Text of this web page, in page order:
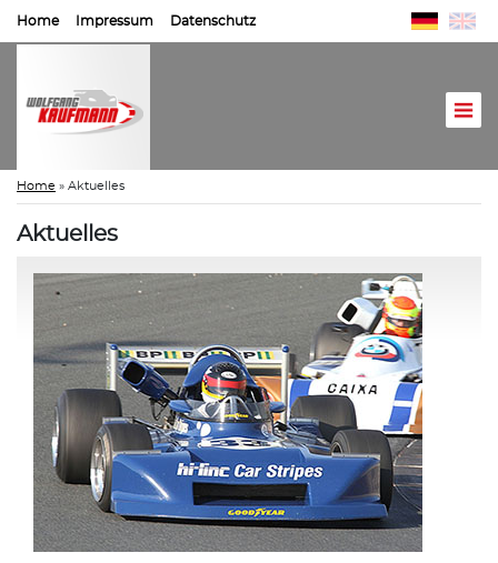
Home Impressum Datenschutz
Home » Aktuelles
Aktuelles